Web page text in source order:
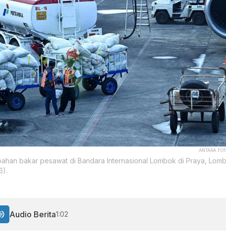
ANTARA
bakar pesawat di Bandara Internasional Lombok di Praya,
Audio Berita1:02